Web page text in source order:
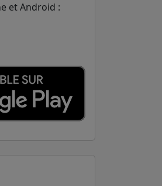
et Android :